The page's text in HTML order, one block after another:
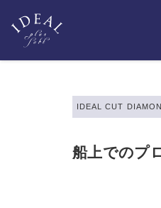
IDEAL CUT
船上でのプ